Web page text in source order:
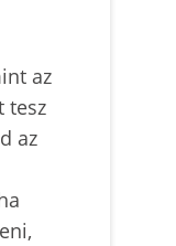
az
tesz
az